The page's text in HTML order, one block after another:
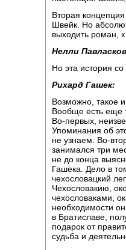
Вторая
Швейк. Но
выходить роман,
Нелли
Но эта история
Рихард Гашек:
Возможно, такое
Вообще есть еще
Во-первых,
Упоминания об
не узнаем. Во-
занимался три
не до конца
Гашека. Дело в
чехословацкий
Чехословакию,
чехословаками,
необходимости
в Братиславе,
подарок от
судьба и